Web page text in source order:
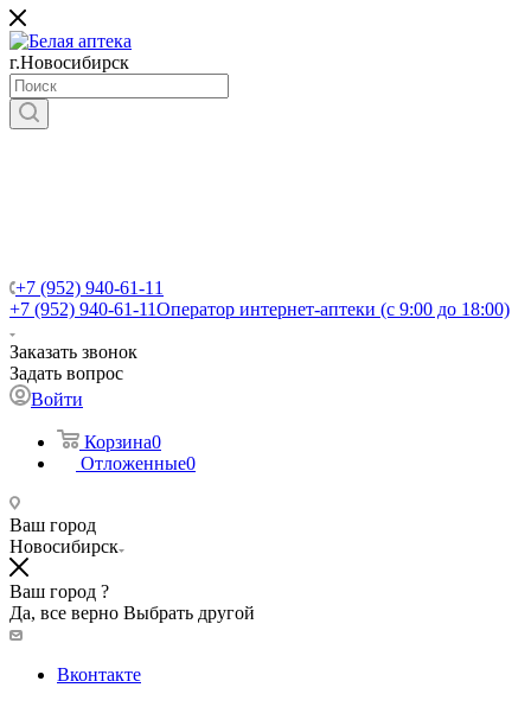
г.Новосибирск
+7 (952) 940-61-11
+7 (952) 940-61-11Оператор интернет-аптеки (с 9:00 до 18:00)
Заказать звонок
Задать вопрос
Войти
Корзина0
Отложенные0
Ваш город
Новосибирск
Ваш город ?
Да, все верно Выбрать другой
Вконтакте